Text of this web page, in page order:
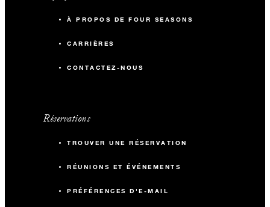
À PROPOS DE FOUR SEASONS
CARRIÈRES
CONTACTEZ-NOUS
Réservations
TROUVER UNE RÉSERVATION
RÉUNIONS ET ÉVÉNEMENTS
PRÉFÉRENCES D'E-MAIL